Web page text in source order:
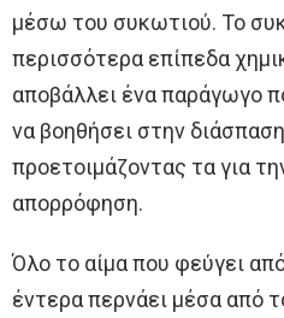
μέσω του συκωτιού. Το
περισσότερα επίπεδα
αποβάλλει ένα παράγωγο
να βοηθήσει στην
προετοιμάζοντας τα για
απορρόφηση.
Όλο το αίμα που φεύγει
έντερα περνάει μέσα από